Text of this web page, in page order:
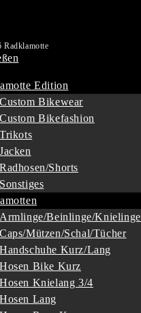
Radklamotte
Edition
Custom Bikewear
Custom Bikefashion
Trikots
Jacken
Radhosen/Shorts
Sonstiges
Armlinge/Beinlinge/Knielinge
Caps/Mützen/Schal/Tücher
Handschuhe Kurz/Lang
Hosen Bike Kurz
Hosen Knielang 3/4
Hosen Lang